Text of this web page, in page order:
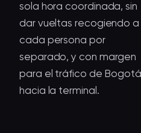
sola hora coordinada, sin
dar vueltas recogiendo a
cada persona por
separado, y con margen
para el tráfico de Bogotá
hacia la terminal.